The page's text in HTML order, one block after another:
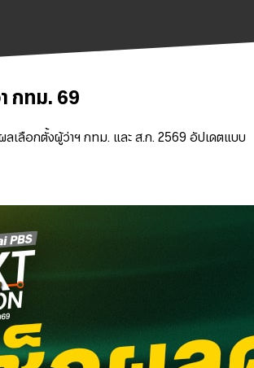
กทม. 69
เลือกตั้งผู้ว่าฯ กทม. และ ส.ก. 2569 อัปเดตแบบ